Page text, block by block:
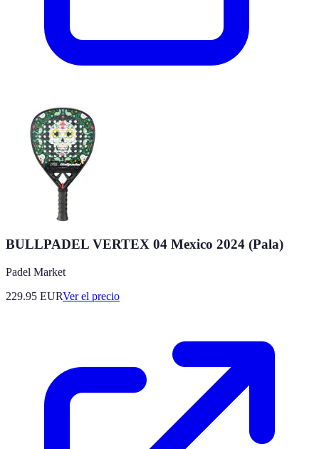
BULLPADEL VERTEX 04 Mexico 2024 (Pala)
Padel Market
229.95 EURVer el precio